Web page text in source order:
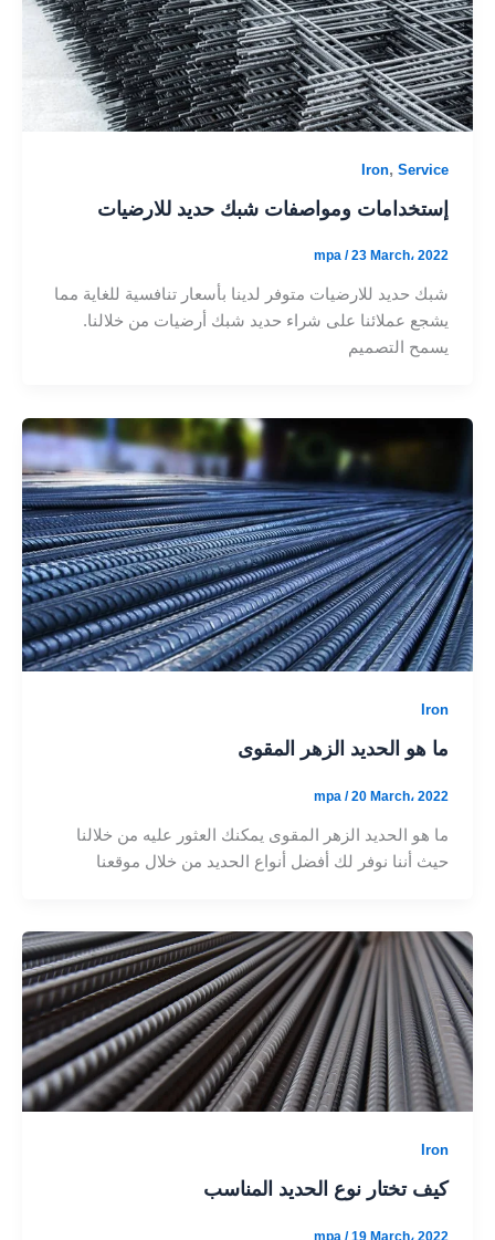
Iron,Service
إستخدامات ومواصفات شبك حديد للارضيات
mpa/23 March، 2022
شبك حديد للارضيات متوفر لدينا بأسعار تنافسية للغاية مما
يشجع عملائنا على شراء حديد شبك أرضيات من خلالنا.
يسمح التصميم
Iron
ما هو الحديد الزهر المقوى
mpa/20 March، 2022
ما هو الحديد الزهر المقوى يمكنك العثور عليه من خلالنا
حيث أننا نوفر لك أفضل أنواع الحديد من خلال موقعنا
Iron
كيف تختار نوع الحديد المناسب
mpa/19 March، 2022